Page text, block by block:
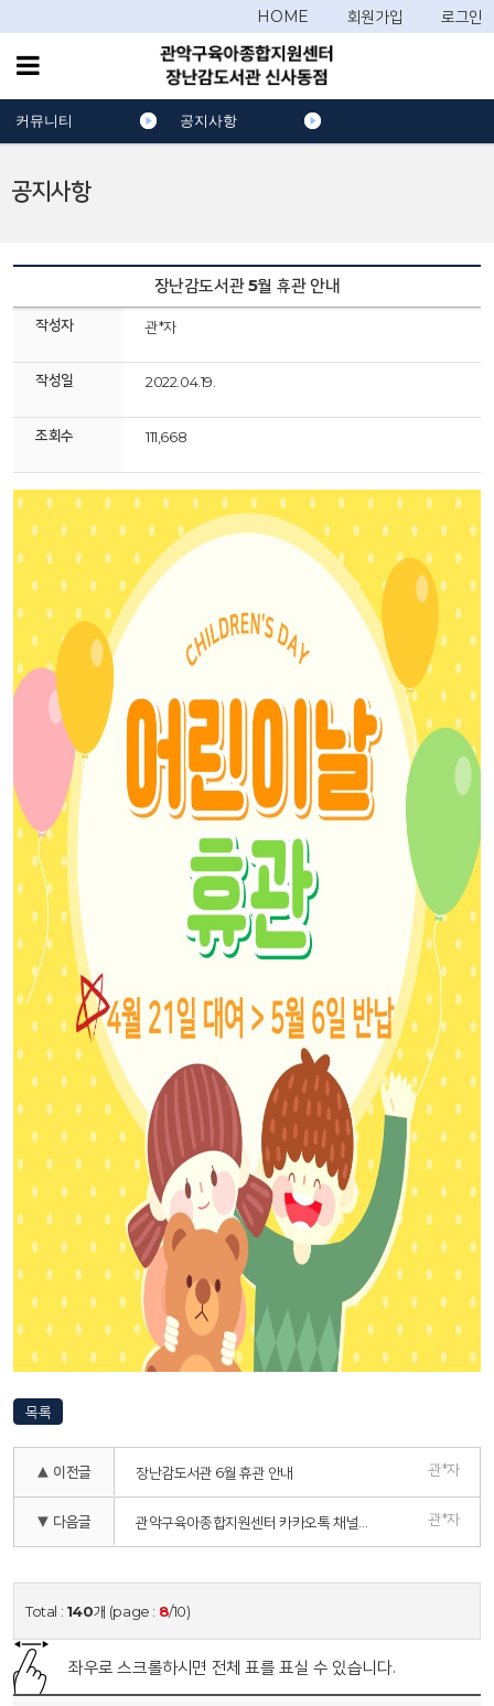
HOME 회원가입 로그인
공지사항
커뮤니티 공지사항
장난감도서관 5월 휴관 안내
작성자 관*자
작성일 2022.04.19.
조회수 111,668
목록
▲ 이전글 장난감도서관 6월 휴관 안내 관*자
▼ 다음글 관*자
Total : 140개 (page : 8/10)
좌우로 스크롤하시면 전체 표를 표실 수 있습니다.